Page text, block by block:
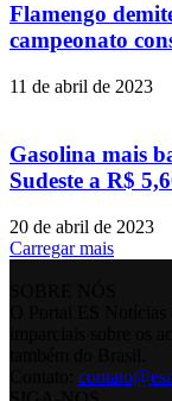
Flamengo
campeonato
11 de abril de 2023
Gasolina mais
Sudeste a R$
20 de abril de 2023
Carregar mais